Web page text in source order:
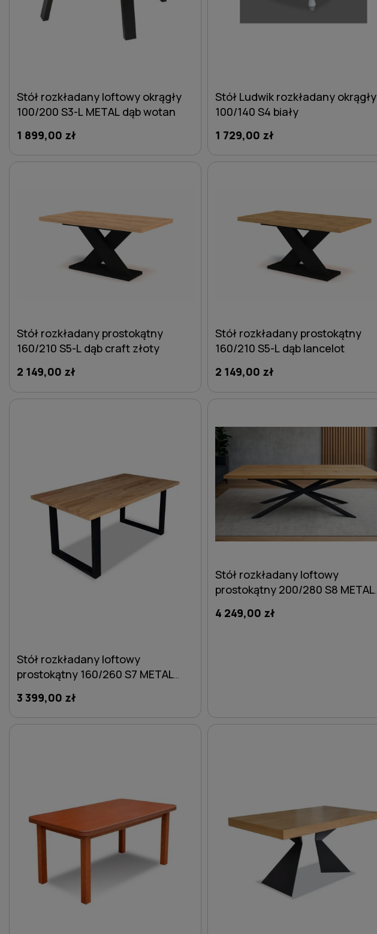
Stół rozkładany loftowy okrągły
100/200 S3-L METAL dąb wotan
1 899,00 zł
Stół Ludwik rozkładany okrągły
100/140 S4 biały
1 729,00 zł
Stół rozkładany prostokątny
160/210 S5-L dąb craft złoty
2 149,00 zł
Stół rozkładany prostokątny
160/210 S5-L dąb lancelot
2 149,00 zł
Stół rozkładany loftowy
prostokątny 160/260 S7 METAL
3 399,00 zł
Stół rozkładany loftowy
prostokątny 200/280 S8 METAL
4 249,00 zł